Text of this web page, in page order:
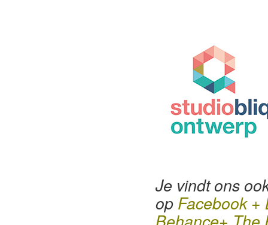
Je vindt ons
op Facebook+